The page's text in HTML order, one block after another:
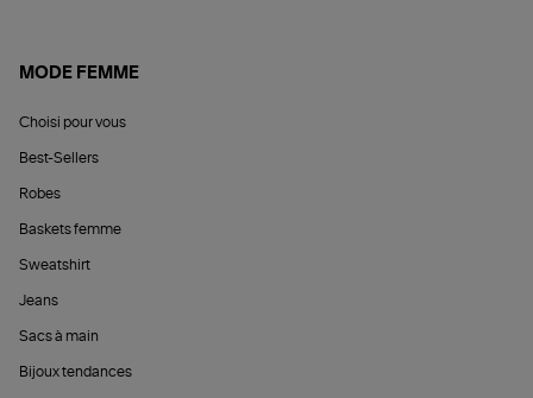
MODE FEMME
Choisi pour vous
Best-Sellers
Robes
Baskets femme
Sweatshirt
Jeans
Sacs à main
Bijoux tendances